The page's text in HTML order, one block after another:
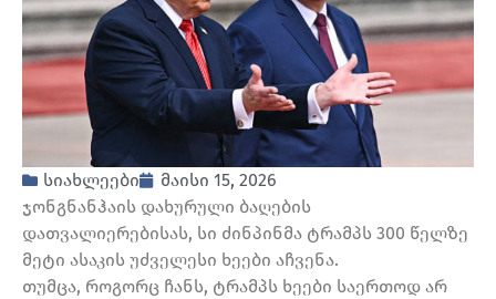
სიახლეები
მაისი 15, 2026
ჯონგნანჰაის დახურული ბაღების
დათვალიერებისას, სი ძინპინმა ტრამპს 300 წელზე
მეტი ასაკის უძველესი ხეები აჩვენა.
თუმცა, როგორც ჩანს, ტრამპს ხეები საერთოდ არ